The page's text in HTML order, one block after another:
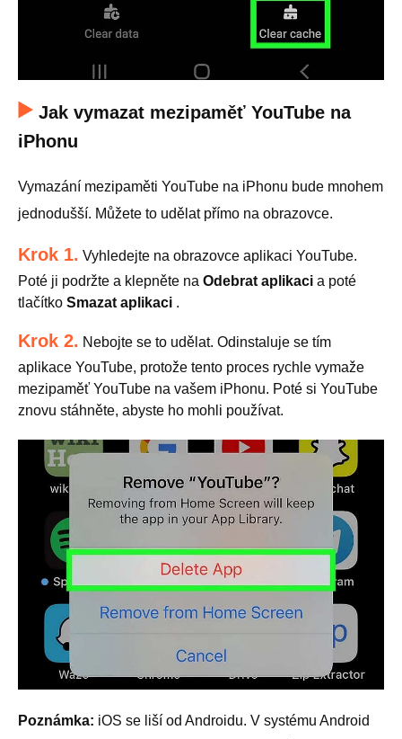
Jak vymazat mezipaměť YouTube na
iPhonu
Vymazání mezipaměti YouTube na iPhonu bude mnohem
jednodušší. Můžete to udělat přímo na obrazovce.
Krok 1. Vyhledejte na obrazovce aplikaci YouTube.
Poté ji podržte a klepněte na Odebrat aplikaci a poté
tlačítko Smazat aplikaci .
Krok 2. Nebojte se to udělat. Odinstaluje se tím
aplikace YouTube, protože tento proces rychle vymaže
mezipaměť YouTube na vašem iPhonu. Poté si YouTube
znovu stáhněte, abyste ho mohli používat.
Poznámka: iOS se liší od Androidu. V systému Android